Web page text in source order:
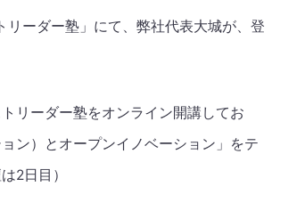
ーダー塾」にて、弊社代表大城が、登
リーダー塾をオンライン開講してお
ン）とオープンイノベーション」をテ
2日目）